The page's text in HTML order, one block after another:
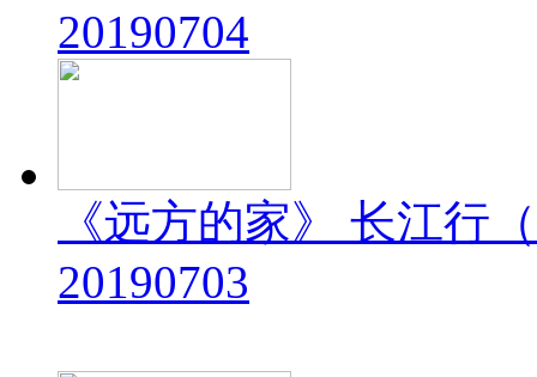
20190704
《远方的家》 长江行
20190703